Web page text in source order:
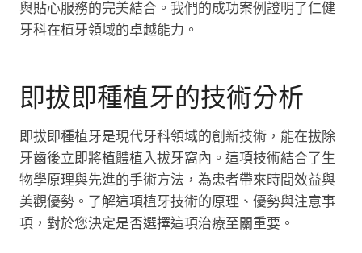
與貼心服務的完美結合。我們的成功案例證明了仁健
牙科在植牙領域的卓越能力。
即拔即種植牙的技術分析
即拔即種植牙是現代牙科領域的創新技術，能在拔除
牙齒後立即將植體植入拔牙窩內。這項技術結合了生
物學原理與先進的手術方法，為患者帶來時間效益與
美觀優勢。了解這項植牙技術的原理、優勢與注意事
項，對於您決定是否選擇這項治療至關重要。